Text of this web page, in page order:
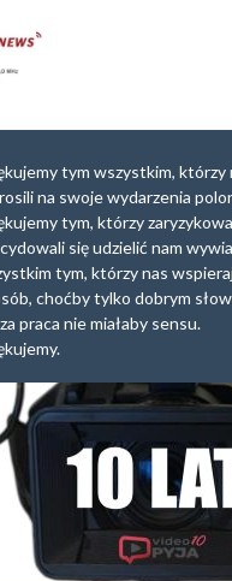
tym wszystkim, którzy
na swoje wydarzenia
tym, którzy
się udzielić nam
tym, którzy nas
choćby tylko dobrym
praca nie miałaby sensu.